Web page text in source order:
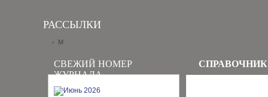
РАССЫЛКИ
СВЕЖИЙ НОМЕР
ЖУРНАЛА
› М